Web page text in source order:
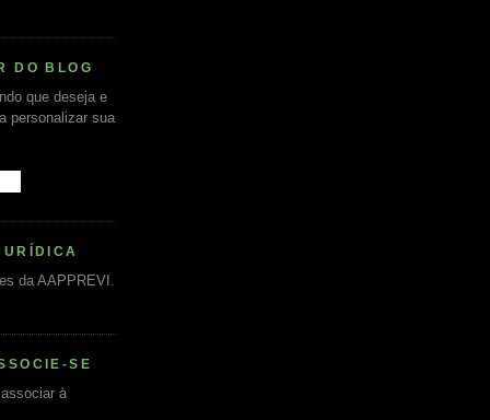
DO BLOG
que deseja e
personalizar sua
da AAPPREVI.
SE
à